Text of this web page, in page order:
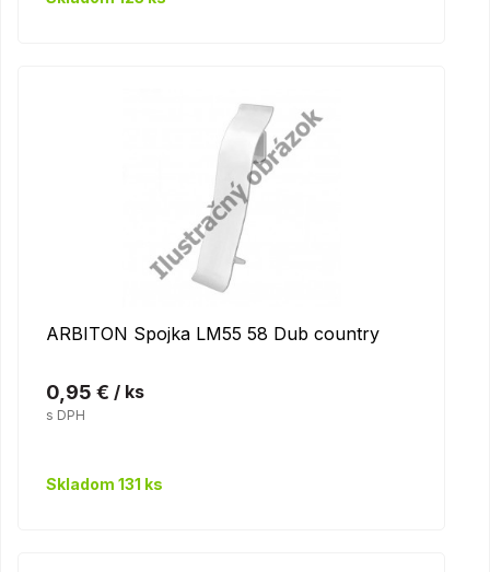
ARBITON Spojka LM55 58 Dub country
0,95 € / ks
s DPH
Skladom 131 ks